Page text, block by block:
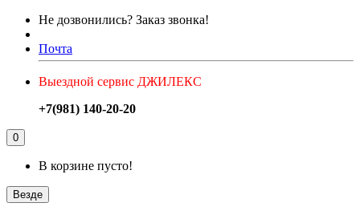
Не дозвонились? Заказ звонка!
Почта
Выездной сервис ДЖИЛЕКС
+7(981) 140-20-20
0
В корзине пусто!
Везде